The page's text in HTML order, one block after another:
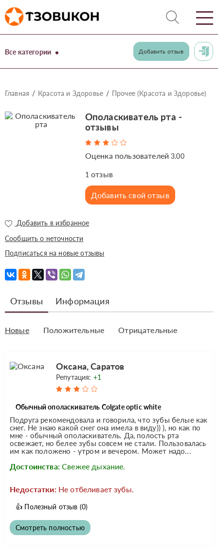
Все категории Добавить отзыв
Главная Красота и Здоровье Прочее (Красота и Здоровье)
Ополаскиватель рта -
отзывы
Оценка пользователей3.00
1 отзыв
Добавить свой отзыв
Добавить в избранное
Сообщить о неточности
Подписаться на новые отзывы
Отзывы Информация
Новые Положительные Отрицательные
Оксана, Саратов
Репутация: +1
Обычный ополаскиватель Colgate optic white
Подруга рекомендовала и говорила, что зубы белые как
снег. Не знаю какой снег она имела в виду)) ), но как по
мне - обычный ополаскиватель. Да, полость рта
освежает, но белее зубы совсем не стали. Пользовалась
им как положено - утром и вечером. Может надо...
Достоинства: Свежее дыхание.
Недостатки: Не отбеливает зубы.
👍 Полезный отзыв (0)
Смотреть полностью